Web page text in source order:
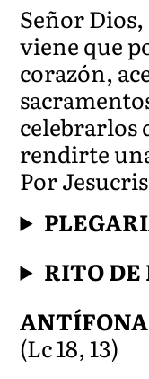
Señor Dios,
viene que
corazón,
celebrarlos
rendirte
Por
RITO
(Lc 18, 13)